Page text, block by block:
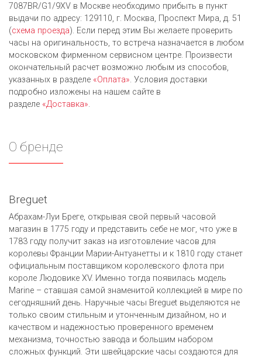
7087BR/G1/9XV в Москве необходимо прибыть в пункт
выдачи по адресу: 129110, г. Москва, Проспект Мира, д. 51
(схема проезда). Если перед этим Вы желаете проверить
часы на оригинальность, то встреча назначается в любом
московском фирменном сервисном центре. Произвести
окончательный расчет возможно любым из cпособов,
указанных в разделе «Оплата». Условия доставки
подробно изложены на нашем сайте в
разделе «Доставка».
О бренде
Breguet
Абрахам-Луи Бреге, открывая свой первый часовой
магазин в 1775 году и представить себе не мог, что уже в
1783 году получит заказ на изготовление часов для
королевы Франции Марии-Антуанетты и к 1810 году станет
официальным поставщиком королевского флота при
короле Людовике ХV. Именно тогда появилась модель
Marine – ставшая самой знаменитой коллекцией в мире по
сегодняшний день. Наручные часы Breguet выделяются не
только своим стильным и утонченным дизайном, но и
качеством и надежностью проверенного временем
механизма, точностью завода и большим набором
сложных функций. Эти швейцарские часы создаются для